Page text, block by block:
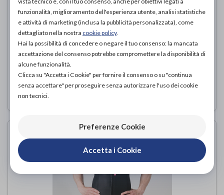
Guaina per Liposuzione fianchi, glutei,
cosce e ginocchia
diRevee
PROVA E ACQUISTA IN NEGOZIO DA 136,00€
funzionalità, miglioramento dell'esperienza utente, analisi statistiche
e attività di marketing (inclusa la pubblicità personalizzata), come
dettagliato nella nostra cookie policy.
Hai la possibilità di concedere o negare il tuo consenso: la mancata
accettazione del consenso potrebbe compromettere la disponibilità di
alcune funzionalità.
Clicca su "Accetta i Cookie" per fornire il consenso o su "continua
senza accettare" per proseguire senza autorizzare l'uso dei cookie
non tecnici.
Preferenze Cookie
Accetta i Cookie